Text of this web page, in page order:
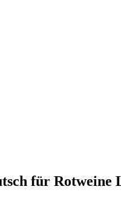
für Rotweine